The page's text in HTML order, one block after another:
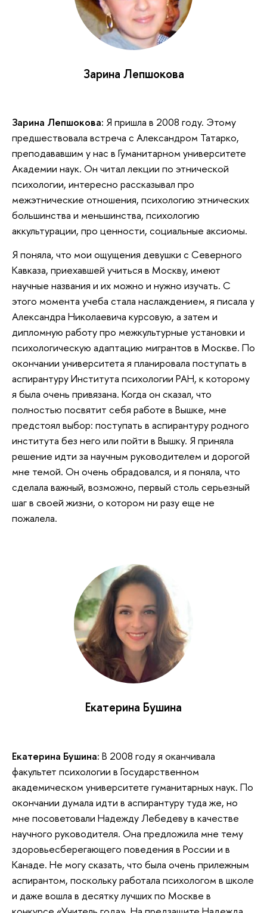
Зарина Лепшокова
Зарина Лепшокова: Я пришла в 2008 году. Этому
предшествовала встреча с Александром Татарко,
преподававшим у нас в Гуманитарном университете
Академии наук. Он читал лекции по этнической
психологии, интересно рассказывал про
межэтнические отношения, психологию этнических
большинства и меньшинства, психологию
аккультурации, про ценности, социальные аксиомы.
Я поняла, что мои ощущения девушки с Северного
Кавказа, приехавшей учиться в Москву, имеют
научные названия и их можно и нужно изучать. С
этого момента учеба стала наслаждением, я писала у
Александра Николаевича курсовую, а затем и
дипломную работу про межкультурные установки и
психологическую адаптацию мигрантов в Москве. По
окончании университета я планировала поступать в
аспирантуру Института психологии РАН, к которому
я была очень привязана. Когда он сказал, что
полностью посвятит себя работе в Вышке, мне
предстоял выбор: поступать в аспирантуру родного
института без него или пойти в Вышку. Я приняла
решение идти за научным руководителем и дорогой
мне темой. Он очень обрадовался, и я поняла, что
сделала важный, возможно, первый столь серьезный
шаг в своей жизни, о котором ни разу еще не
пожалела.
Екатерина Бушина
Екатерина Бушина: В 2008 году я оканчивала
факультет психологии в Государственном
академическом университете гуманитарных наук. По
окончании думала идти в аспирантуру туда же, но
мне посоветовали Надежду Лебедеву в качестве
научного руководителя. Она предложила мне тему
здоровьесберегающего поведения в России и в
Канаде. Не могу сказать, что была очень прилежным
аспирантом, поскольку работала психологом в школе
и даже вошла в десятку лучших по Москве в